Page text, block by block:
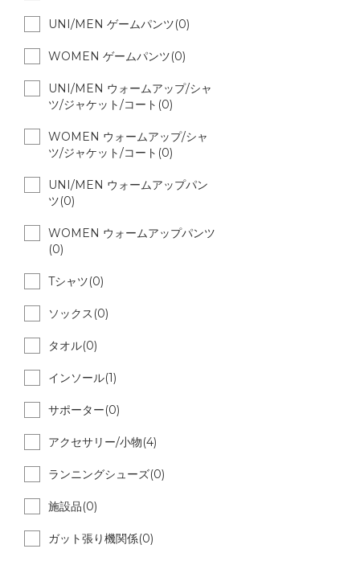
UNI/MEN ゲームパンツ(0)
WOMEN ゲームパンツ(0)
UNI/MEN ウォームアップ/シャ
ツ/ジャケット/コート(0)
WOMEN ウォームアップ/シャ
ツ/ジャケット/コート(0)
UNI/MEN ウォームアップパン
ツ(0)
WOMEN ウォームアップパンツ
(0)
Tシャツ(0)
ソックス(0)
タオル(0)
インソール(1)
サポーター(0)
アクセサリー/小物(4)
ランニングシューズ(0)
施設品(0)
ガット張り機関係(0)